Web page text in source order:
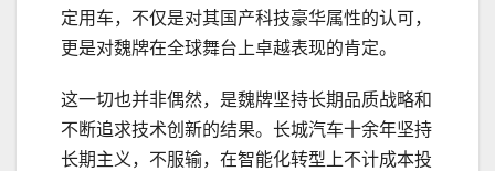
定用车，不仅是对其国产科技豪华属性的认可，
更是对魏牌在全球舞台上卓越表现的肯定。
这一切也并非偶然，是魏牌坚持长期品质战略和
不断追求技术创新的结果。长城汽车十余年坚持
长期主义，不服输，在智能化转型上不计成本投